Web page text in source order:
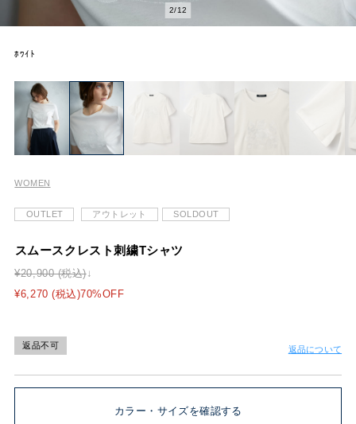
2/12
ﾎﾜｲﾄ
WOMEN
OUTLET アウトレット SOLDOUT
スムースクレスト刺繍Tシャツ
¥20,900 (税込)
¥6,270 (税込)70%OFF
返品不可 返品について
カラー・サイズを確認する